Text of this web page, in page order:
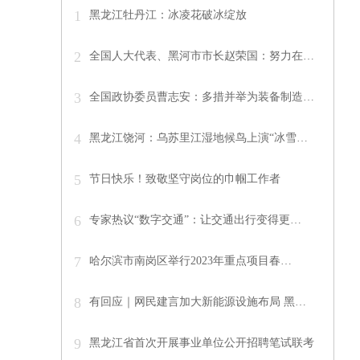
1 黑龙江牡丹江：冰凌花破冰绽放
2 全国人大代表、黑河市市长赵荣国：努力在…
3 全国政协委员曹志安：多措并举为装备制造…
4 黑龙江饶河：乌苏里江湿地候鸟上演“冰雪…
5 节日快乐！致敬坚守岗位的巾帼工作者
6 专家热议“数字交通”：让交通出行变得更…
7 哈尔滨市南岗区举行2023年重点项目春…
8 有回应｜网民建言加大新能源设施布局 黑…
9 黑龙江省首次开展事业单位公开招聘笔试联考